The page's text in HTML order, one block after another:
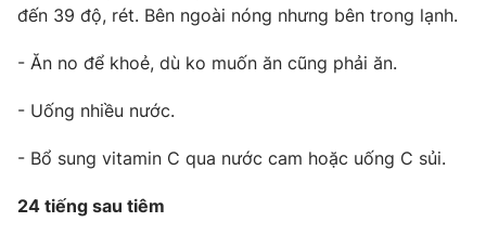
Giấy phép hoạt động báo in và báo điện tử số 483/GP-BTTTT
cấp ngày 29/12/2023
Phó Tổng Biên tập:Nguyễn Thị Mỹ Hạnh, Phạm Quốc Thắng,
Tổng đài VTV:024.38 355 931 - 024.38 355 932
toasoan@vtv.vn
đến 39 độ, rét. Bên ngoài nóng nhưng bên trong lạnh.
- Ăn no để khoẻ, dù ko muốn ăn cũng phải ăn.
- Uống nhiều nước.
- Bổ sung vitamin C qua nước cam hoặc uống C sủi.
24 tiếng sau tiêm